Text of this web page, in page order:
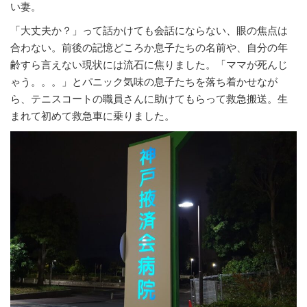
い妻。
「大丈夫か？」って話かけても会話にならない、眼の焦点は
合わない。前後の記憶どころか息子たちの名前や、自分の年
齢すら言えない現状には流石に焦りました。「ママが死んじ
ゃう。。。」とパニック気味の息子たちを落ち着かせなが
ら、テニスコートの職員さんに助けてもらって救急搬送。生
まれて初めて救急車に乗りました。